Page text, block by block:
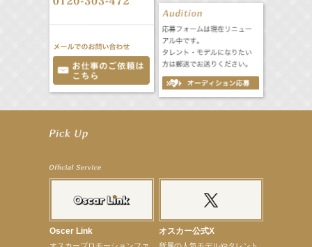
【武井咲】ENFÖLD 2026 PF/FW archetypeに登場！
【elfin’】8月16日（日）「全世界」発売記念イベント決定！
【elfin’】7thシングル『全世界』がFM TANABEでO.A.決定♪
【昆虫ハンター牧田習】宝塚市立手塚治虫記念館トークショー＆宝塚文化芸術センター昆虫展示イ
ショーゲスト出演！Oscer Link オスカー公式X